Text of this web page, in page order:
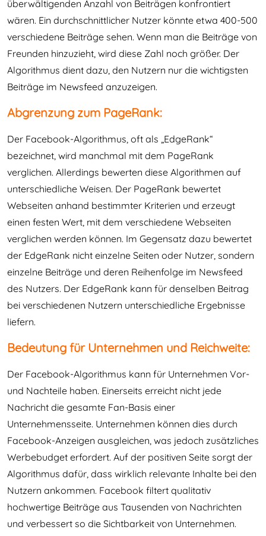
überwältigenden Anzahl von Beiträgen konfrontiert
wären. Ein durchschnittlicher Nutzer könnte etwa 400-500
verschiedene Beiträge sehen. Wenn man die Beiträge von
Freunden hinzuzieht, wird diese Zahl noch größer. Der
Algorithmus dient dazu, den Nutzern nur die wichtigsten
Beiträge im Newsfeed anzuzeigen.
Abgrenzung zum PageRank:
Der Facebook-Algorithmus, oft als „EdgeRank“
bezeichnet, wird manchmal mit dem PageRank
verglichen. Allerdings bewerten diese Algorithmen auf
unterschiedliche Weisen. Der PageRank bewertet
Webseiten anhand bestimmter Kriterien und erzeugt
einen festen Wert, mit dem verschiedene Webseiten
verglichen werden können. Im Gegensatz dazu bewertet
der EdgeRank nicht einzelne Seiten oder Nutzer, sondern
einzelne Beiträge und deren Reihenfolge im Newsfeed
des Nutzers. Der EdgeRank kann für denselben Beitrag
bei verschiedenen Nutzern unterschiedliche Ergebnisse
liefern.
Bedeutung für Unternehmen und Reichweite:
Der Facebook-Algorithmus kann für Unternehmen Vor-
und Nachteile haben. Einerseits erreicht nicht jede
Nachricht die gesamte Fan-Basis einer
Unternehmensseite. Unternehmen können dies durch
Facebook-Anzeigen ausgleichen, was jedoch zusätzliches
Werbebudget erfordert. Auf der positiven Seite sorgt der
Algorithmus dafür, dass wirklich relevante Inhalte bei den
Nutzern ankommen. Facebook filtert qualitativ
hochwertige Beiträge aus Tausenden von Nachrichten
und verbessert so die Sichtbarkeit von Unternehmen.